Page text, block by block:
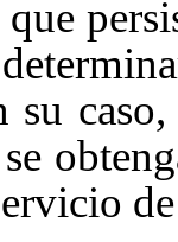
que
su